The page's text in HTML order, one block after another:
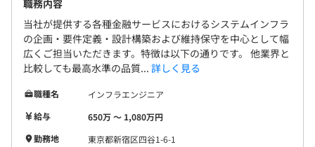
職務内容
当社が提供する各種金融サービスにおけるシステムインフラ
の企画・要件定義・設計構築および維持保守を中心として幅
広くご担当いただきます。特徴は以下の通りです。 他業界と
比較しても最高水準の品質... 詳しく見る
職種名
インフラエンジニア
給与
650万 〜 1,080万円
勤務地
東京都新宿区四谷1-6-1